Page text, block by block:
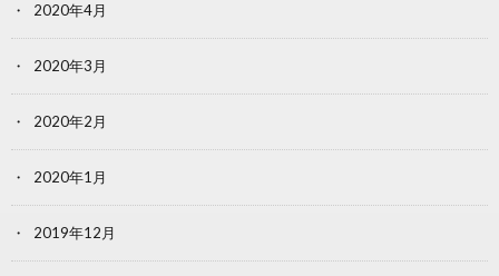
2020年4月
2020年3月
2020年2月
2020年1月
2019年12月